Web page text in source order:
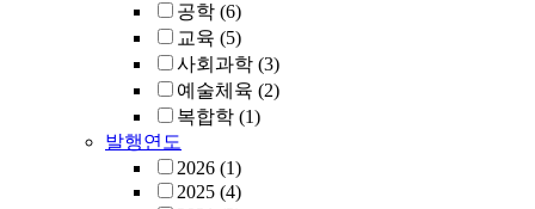
공학 (6)
교육 (5)
사회과학 (3)
예술체육 (2)
복합학 (1)
발행연도
2026 (1)
2025 (4)